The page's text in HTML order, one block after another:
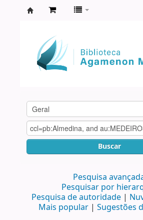
Agamenon
Magalhães
Buscar
Pesquisa
Pesquisar por
Pesquisa de autoridade
Mais popular
Sugestões